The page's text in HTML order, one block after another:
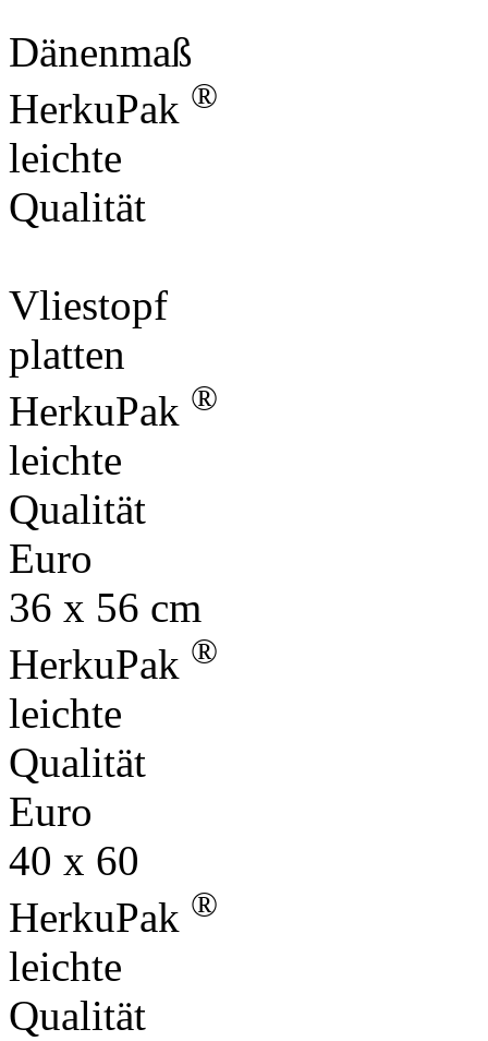
Dänenmaß
HerkuPak ®
leichte
Qualität
Vliestopf
platten
HerkuPak ®
leichte
Qualität
Euro
36 x 56 cm
HerkuPak ®
leichte
Qualität
Euro
40 x 60
HerkuPak ®
leichte
Qualität